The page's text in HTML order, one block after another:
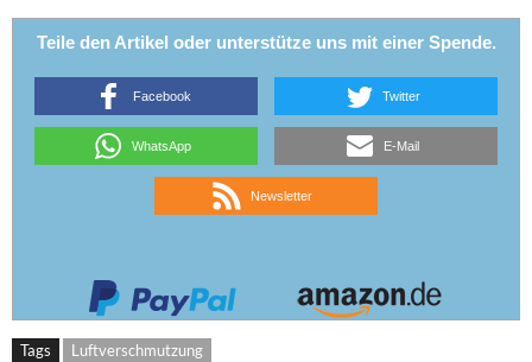
Teile den Artikel oder unterstütze uns mit einer Spende.
Facebook Twitter
WhatsApp E-Mail
Newsletter
Tags Luftverschmutzung